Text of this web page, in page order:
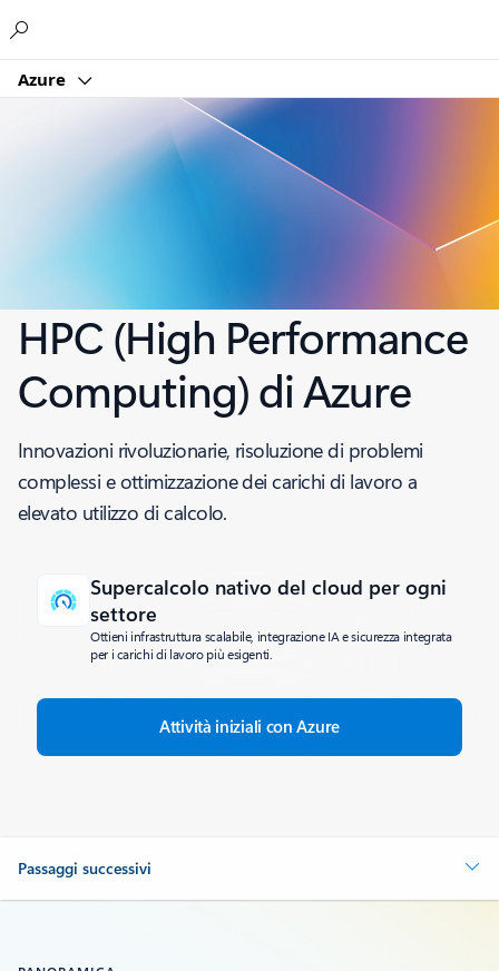
Azure
HPC (High Performance
Computing) di Azure
Innovazioni rivoluzionarie, risoluzione di problemi
complessi e ottimizzazione dei carichi di lavoro a
elevato utilizzo di calcolo.
Supercalcolo nativo del cloud per ogni
settore
Ottieni infrastruttura scalabile, integrazione IA e sicurezza integrata
per i carichi di lavoro più esigenti.
Attività iniziali con Azure
Passaggi successivi